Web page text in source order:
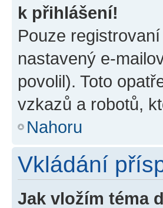
k přihlášení!
Pouze
nastavený e-
povolil). Toto
vzkazů a robotů,
Nahoru
Vkládání
Jak vložím téma